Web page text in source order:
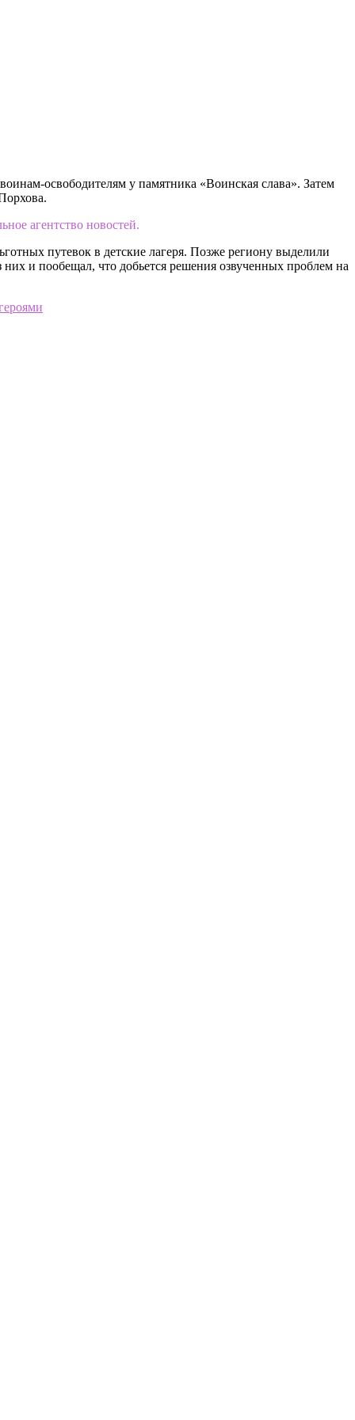
освободителям у памятника «Воинская слава». Затем
агентство новостей.
путевок в детские лагеря. Позже региону выделили
и пообещал, что добьется решения озвученных проблем на